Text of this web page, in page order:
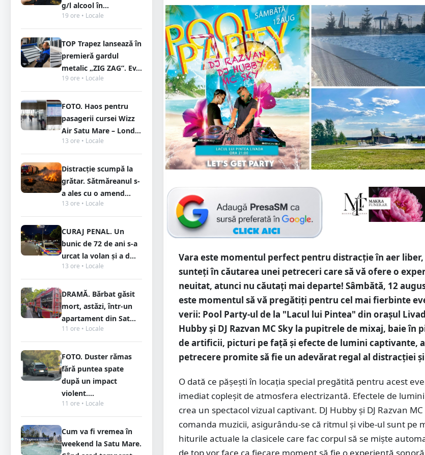
g/l alcool în...
19 ore • Locale
TOP Trapez lansează în
premieră gardul
metalic „ZIG ZAG”. Ev...
19 ore • Locale
FOTO. Haos pentru
pasagerii cursei Wizz
Air Satu Mare – Lond...
13 ore • Locale
Distracție scumpă la
grătar. Sătmăreanul s-
a ales cu o amend...
13 ore • Locale
CURAJ PENAL. Un
bunic de 72 de ani s-a
urcat la volan și a d...
13 ore • Locale
DRAMĂ. Bărbat găsit
mort, astăzi, într-un
apartament din Sat...
11 ore • Locale
FOTO. Duster rămas
fără puntea spate
după un impact
violent....
11 ore • Locale
Cum va fi vremea în
weekend la Satu Mare.
Vara este momentul perfect pentru distracție în aer liber,
sunteți în căutarea unei petreceri care să vă ofere o
neuitat, atunci nu căutați mai departe! Sâmbătă, 12
este momentul să vă pregătiți pentru cel mai fierbinte
verii: Pool Party-ul de la "Lacul lui Pintea" din orașul
Hubby și DJ Razvan MC Sky la pupitrele de mixaj, baie în
de artificii, picturi pe față și efecte de lumini captivante,
petrecere promite să fie un adevărat regal al distracției
O dată ce pășești în locația special pregătită pentru acest
imediat copleșit de atmosfera electrizantă. Efectele de
crea un spectacol vizual captivant. DJ Hubby și DJ Razvan
comanda muzicii, asigurându-se că ritmul și vibe-ul sunt pe
hiturile actuale la clasicele care fac corpul să se miște